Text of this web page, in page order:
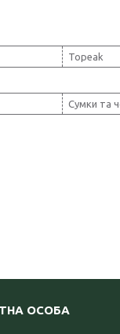
Topeak
Сумки та